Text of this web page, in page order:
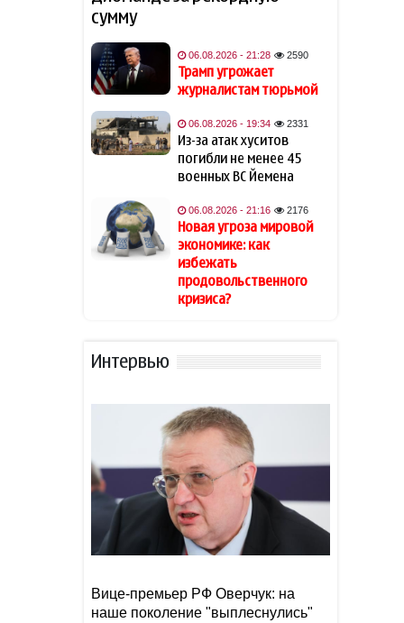
19:34
фермера
Алтай Байындыр продолжит
карьеру в Ла Лиге
В Шамкире за рулем умер 58-
летний водитель
19:16
АПБА выявило запрещенное
вещество в малайзийских
БАДах
Прибыль Агентства DOST
18:48
Эрдоган: Мекканское
соглашение о коллективной
участников
Том Холланд и Зендея тайно
поженились
18:02
Звезда сборной Испании
перейдет в «Барселону»
сумму
06.08.2026 - 21:28 2590
Трамп угрожает
журналистам тюрьмой
06.08.2026 - 19:34 2331
Из-за атак хуситов
погибли не менее 45
военных ВС Йемена
06.08.2026 - 21:16 2176
Новая угроза мировой
экономике: как
избежать
продовольственного
кризиса?
Интервью
Вице-премьер РФ Оверчук: на
наше поколение "выплеснулись"